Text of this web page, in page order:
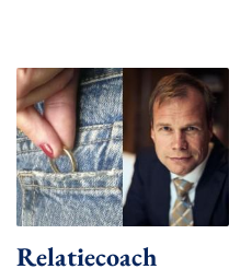
Relatiecoach